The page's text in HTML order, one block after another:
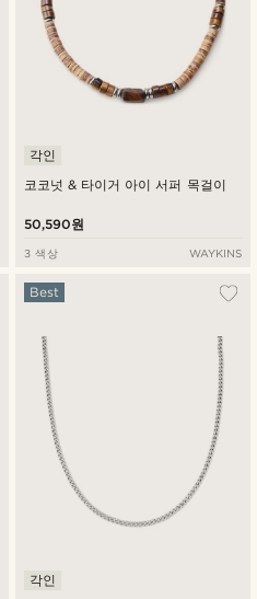
코코넛 & 타이거 아이 서퍼 목걸이
각인
50,590원
3 색상 WAYKINS
Best
각인